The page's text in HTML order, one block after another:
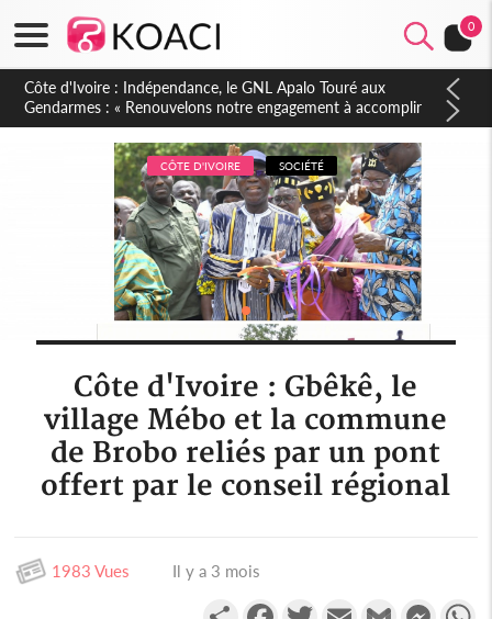
0
Sierra Leone : Un projet de réforme constitutionnelle en
gestation, points clés des amendements, un exclu d'avance
CÔTE D'IVOIRE SOCIÉTÉ
Côte d'Ivoire : Gbêkê, le
village Mébo et la commune
de Brobo reliés par un pont
offert par le conseil régional
1983 Vues Il y a 3 mois
PartagerFacebookTwitterEmail Gmail